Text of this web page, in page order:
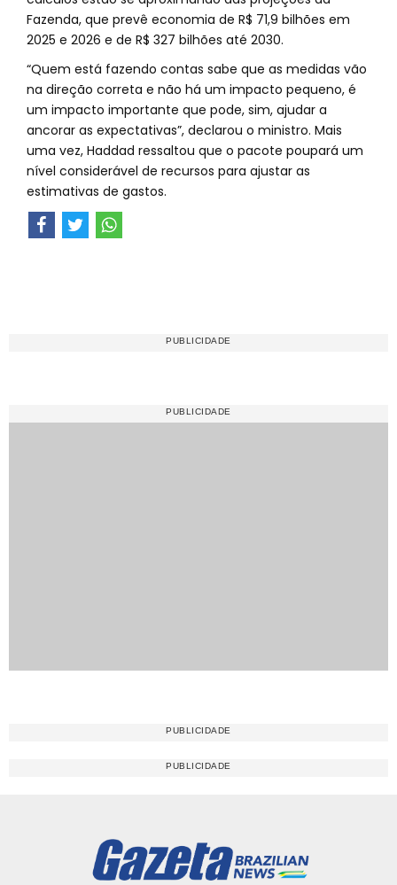
Fazenda, que prevê economia de R$ 71,9 bilhões em
2025 e 2026 e de R$ 327 bilhões até 2030.
“Quem está fazendo contas sabe que as medidas vão
na direção correta e não há um impacto pequeno, é
um impacto importante que pode, sim, ajudar a
ancorar as expectativas”, declarou o ministro. Mais
uma vez, Haddad ressaltou que o pacote poupará um
nível considerável de recursos para ajustar as
estimativas de gastos.